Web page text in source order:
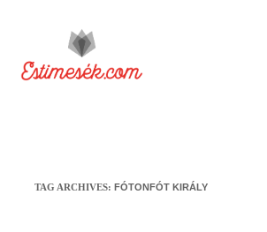
TAG ARCHIVES: FÓTONFÓT KIRÁLY